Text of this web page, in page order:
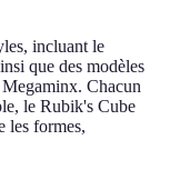
incluant le
que des modèles
Chacun
le Rubik's Cube
les formes,